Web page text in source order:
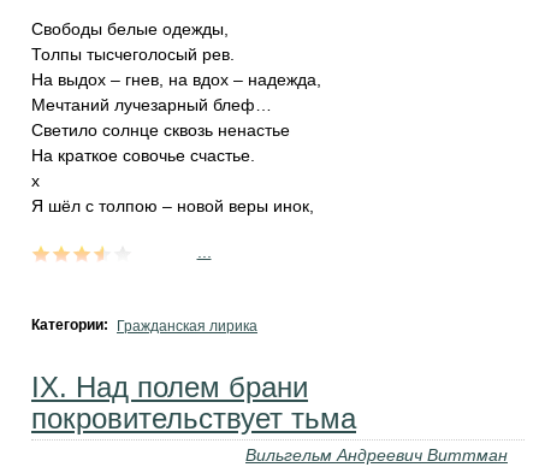
Свободы белые одежды,
Толпы тысчеголосый рев.
На выдох – гнев, на вдох – надежда,
Мечтаний лучезарный блеф…
Светило солнце сквозь ненастье
На краткое совочье счастье.
х
Я шёл с толпою – новой веры инок,
Категории: Гражданская лирика
IX. Над полем брани
покровительствует тьма
Вильгельм Андреевич Виттман